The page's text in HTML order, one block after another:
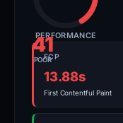
41
POOR
PERFORMANCE
FCP
13.88s
First Contentful Paint